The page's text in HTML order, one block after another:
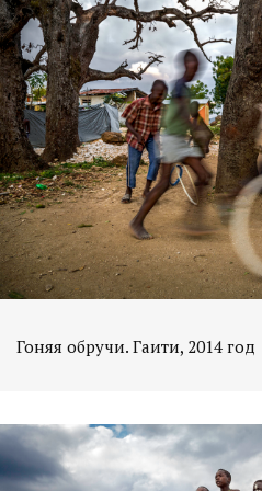
Гоняя обручи. Гаити, 2014 год